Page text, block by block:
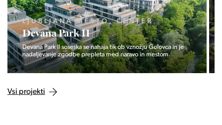
LJUBLJANA MESTO, ŠIŠKA, KOSEZE
Pod hribom
Projekt Pod hribom se je pričela gradnja eni izmed najbolj
zaželeni lokaciji v Ljubljani.
Vsi projekti